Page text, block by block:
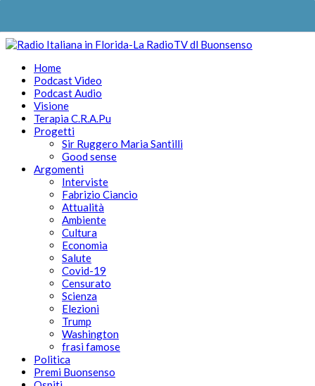
Home
Podcast Video
Podcast Audio
Visione
Terapia C.R.A.Pu
Progetti
Sir Ruggero Maria Santilli
Good sense
Argomenti
Interviste
Fabrizio Ciancio
Attualità
Ambiente
Cultura
Economia
Salute
Covid-19
Censurato
Scienza
Elezioni
Trump
Washington
frasi famose
Politica
Premi Buonsenso